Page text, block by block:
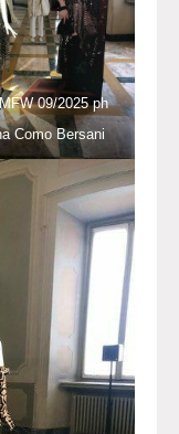
09/2025 ph
Como Bersani